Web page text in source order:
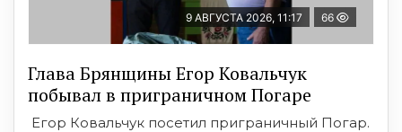
9 АВГУСТА 2026, 11:17 66
Глава Брянщины Егор Ковальчук
побывал в приграничном Погаре
Егор Ковальчук посетил приграничный Погар.